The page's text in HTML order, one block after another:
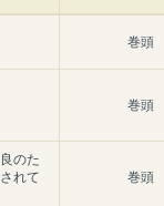
巻頭
巻頭
のた
れて
巻頭